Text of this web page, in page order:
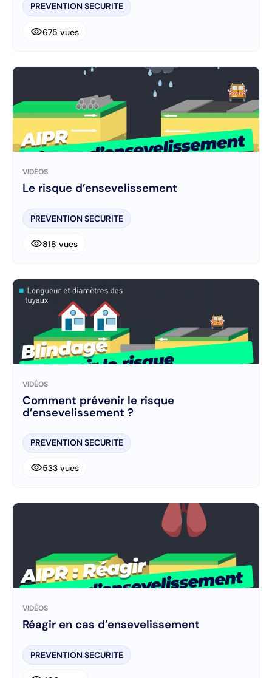
PREVENTION SECURITE
visibility675 vues
VIDÉOS
Le risque d’ensevelissement
PREVENTION SECURITE
visibility818 vues
VIDÉOS
Comment prévenir le risque
d’ensevelissement ?
PREVENTION SECURITE
visibility533 vues
VIDÉOS
Réagir en cas d’ensevelissement
PREVENTION SECURITE